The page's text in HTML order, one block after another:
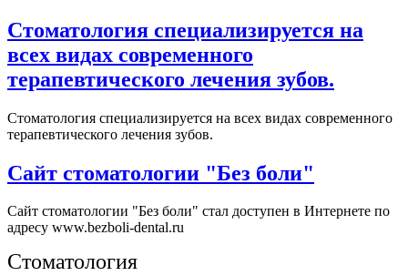
Стоматология специализируется на
всех видах современного
терапевтического лечения зубов.
Стоматология специализируется на всех видах современного
терапевтического лечения зубов.
Сайт стоматологии "Без боли"
Сайт стоматологии "Без боли" стал доступен в Интернете по
адресу www.bezboli-dental.ru
Стоматология